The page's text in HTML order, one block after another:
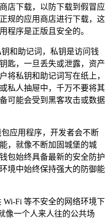
店下载，以防下载到假冒应
规的应用商店进行下载，这
程序是正版且安全的。
和助记词，私钥是访问钱
匙，一旦丢失或泄露，资产
将私钥和助记词写在纸上，
私人抽屉中，千万不要将其
可能会受到黑客攻击或数据
应用程序，开发者会不断
能，就像不断加固城堡的城
包始终具备最新的安全防护
境中始终保持强大的防御能
Fi 等不安全的网络环境下
像一个人来人往的公共场